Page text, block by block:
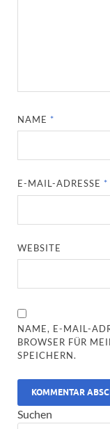
NAME *
E-MAIL-ADRESSE *
WEBSITE
NAME, E-MAIL-
BROWSER FÜR
SPEICHERN.
ALTERNATIVE:
Suchen